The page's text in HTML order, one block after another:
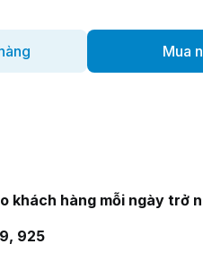
Mua
khách hàng mỗi ngày trở
925